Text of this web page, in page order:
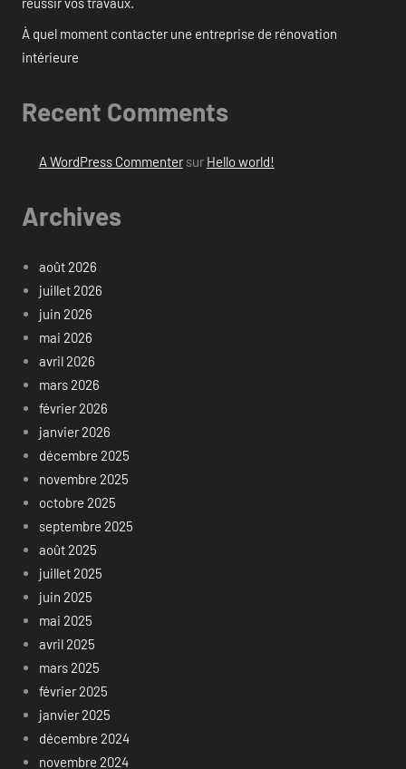
À quel moment contacter une entreprise de rénovation
intérieure
Recent Comments
A WordPress Commentersur Hello world!
Archives
août 2026
juillet 2026
juin 2026
mai 2026
avril 2026
mars 2026
février 2026
janvier 2026
décembre 2025
novembre 2025
octobre 2025
septembre 2025
août 2025
juillet 2025
juin 2025
mai 2025
avril 2025
mars 2025
février 2025
janvier 2025
décembre 2024
novembre 2024